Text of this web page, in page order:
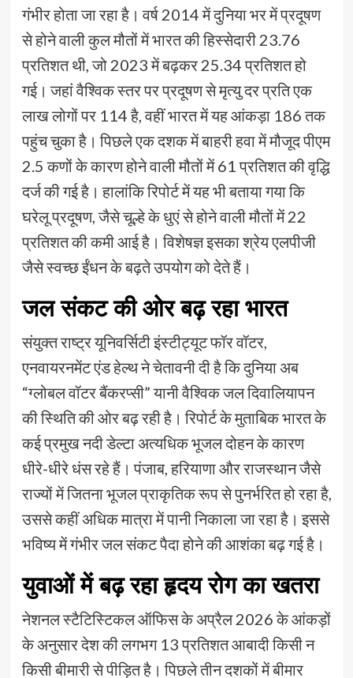
गंभीर होता जा रहा है। वर्ष 2014 में दुनिया भर में प्रदूषण
से होने वाली कुल मौतों में भारत की हिस्सेदारी 23.76
प्रतिशत थी, जो 2023 में बढ़कर 25.34 प्रतिशत हो
गई। जहां वैश्विक स्तर पर प्रदूषण से मृत्यु दर प्रति एक
लाख लोगों पर 114 है, वहीं भारत में यह आंकड़ा 186 तक
पहुंच चुका है। पिछले एक दशक में बाहरी हवा में मौजूद पीएम
2.5 कणों के कारण होने वाली मौतों में 61 प्रतिशत की वृद्धि
दर्ज की गई है। हालांकि रिपोर्ट में यह भी बताया गया कि
घरेलू प्रदूषण, जैसे चूल्हे के धुएं से होने वाली मौतों में 22
प्रतिशत की कमी आई है। विशेषज्ञ इसका श्रेय एलपीजी
जैसे स्वच्छ ईंधन के बढ़ते उपयोग को देते हैं।
जल संकट की ओर बढ़ रहा भारत
संयुक्त राष्ट्र यूनिवर्सिटी इंस्टीट्यूट फॉर वॉटर,
एनवायरनमेंट एंड हेल्थ ने चेतावनी दी है कि दुनिया अब
“ग्लोबल वॉटर बैंकरप्सी” यानी वैश्विक जल दिवालियापन
की स्थिति की ओर बढ़ रही है। रिपोर्ट के मुताबिक भारत के
कई प्रमुख नदी डेल्टा अत्यधिक भूजल दोहन के कारण
धीरे-धीरे धंस रहे हैं। पंजाब, हरियाणा और राजस्थान जैसे
राज्यों में जितना भूजल प्राकृतिक रूप से पुनर्भरित हो रहा है,
उससे कहीं अधिक मात्रा में पानी निकाला जा रहा है। इससे
भविष्य में गंभीर जल संकट पैदा होने की आशंका बढ़ गई है।
युवाओं में बढ़ रहा हृदय रोग का खतरा
नेशनल स्टैटिस्टिकल ऑफिस के अप्रैल 2026 के आंकड़ों
के अनुसार देश की लगभग 13 प्रतिशत आबादी किसी न
किसी बीमारी से पीड़ित है। पिछले तीन दशकों में बीमार